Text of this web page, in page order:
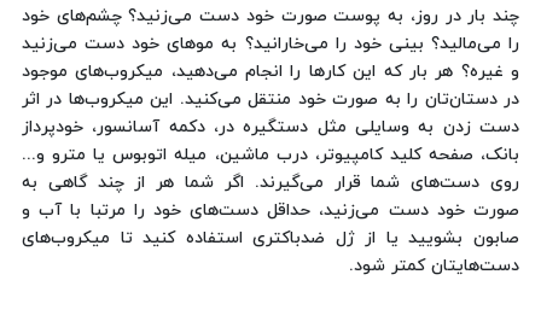
چند بار در روز، به پوست صورت خود دست می‌زنید؟ چشم‌های خود
را می‌مالید؟ بینی خود را می‌خارانید؟ به موهای خود دست می‌زنید
و غیره؟ هر بار که این کارها را انجام می‌دهید، میکروب‌های موجود
در دستان‌تان را به صورت خود منتقل می‌کنید. این میکروب‌ها در اثر
دست زدن به وسایلی مثل دستگیره در، دکمه آسانسور، خودپرداز
بانک، صفحه کلید کامپیوتر، درب ماشین، میله اتوبوس یا مترو و...
روی دست‌های شما قرار می‌گیرند. اگر شما هر از چند گاهی به
صورت خود دست می‌زنید، حداقل دست‌های خود را مرتبا با آب و
صابون بشویید یا از ژل ضدباکتری استفاده کنید تا میکروب‌های
دست‌هایتان کمتر شود.